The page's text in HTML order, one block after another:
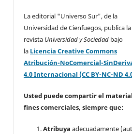
La editorial "Universo Sur", de la
Universidad de Cienfuegos, publica la
revista Universidad y Sociedad bajo
la Licencia Creative Commons
Atribución-NoComercial-
4.0 Internacional (CC BY-NC-ND
Usted puede compartir el
fines comerciales, siempre que:
Atribuya adecuadamente